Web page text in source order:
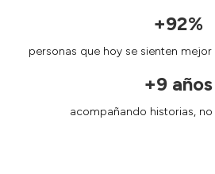
+92%
personas que hoy se sienten mejor
+9 años
acompañando historias, no